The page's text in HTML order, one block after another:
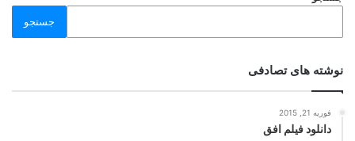
جستجو
نوشته های تصادفی
فوریه 21, 2015
دانلود فیلم افق